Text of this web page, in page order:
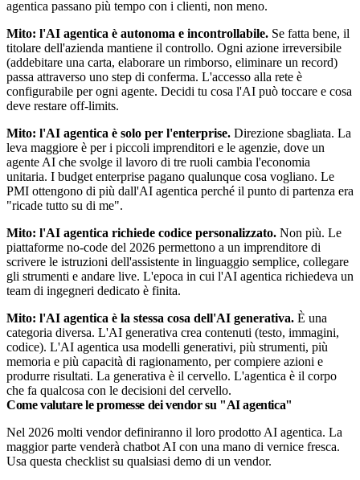
agentica passano più tempo con i clienti, non meno.
Mito: l'AI agentica è autonoma e incontrollabile. Se fatta bene, il
titolare dell'azienda mantiene il controllo. Ogni azione irreversibile
(addebitare una carta, elaborare un rimborso, eliminare un record)
passa attraverso uno step di conferma. L'accesso alla rete è
configurabile per ogni agente. Decidi tu cosa l'AI può toccare e cosa
deve restare off-limits.
Mito: l'AI agentica è solo per l'enterprise. Direzione sbagliata. La
leva maggiore è per i piccoli imprenditori e le agenzie, dove un
agente AI che svolge il lavoro di tre ruoli cambia l'economia
unitaria. I budget enterprise pagano qualunque cosa vogliano. Le
PMI ottengono di più dall'AI agentica perché il punto di partenza era
"ricade tutto su di me".
Mito: l'AI agentica richiede codice personalizzato. Non più. Le
piattaforme no-code del 2026 permettono a un imprenditore di
scrivere le istruzioni dell'assistente in linguaggio semplice, collegare
gli strumenti e andare live. L'epoca in cui l'AI agentica richiedeva un
team di ingegneri dedicato è finita.
Mito: l'AI agentica è la stessa cosa dell'AI generativa. È una
categoria diversa. L'AI generativa crea contenuti (testo, immagini,
codice). L'AI agentica usa modelli generativi, più strumenti, più
memoria e più capacità di ragionamento, per compiere azioni e
produrre risultati. La generativa è il cervello. L'agentica è il corpo
che fa qualcosa con le decisioni del cervello.
Come valutare le promesse dei vendor su "AI agentica"
Nel 2026 molti vendor definiranno il loro prodotto AI agentica. La
maggior parte venderà chatbot AI con una mano di vernice fresca.
Usa questa checklist su qualsiasi demo di un vendor.